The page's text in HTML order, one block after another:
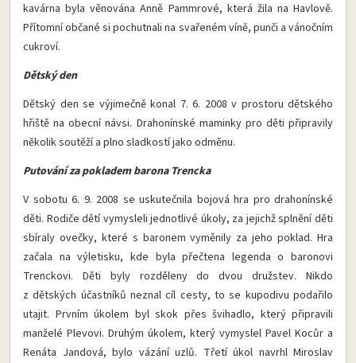
kavárna byla věnována Anně Pammrové, která žila na Havlově.
Přítomní občané si pochutnali na svařeném víně, punči a vánočním
cukroví.
Dětský den
Dětský den se výjimečně konal 7. 6. 2008 v prostoru dětského
hřiště na obecní návsi. Drahonínské maminky pro děti připravily
několik soutěží a plno sladkostí jako odměnu.
Putování za pokladem barona Trencka
V sobotu 6. 9. 2008 se uskutečnila bojová hra pro drahonínské
děti. Rodiče dětí vymysleli jednotlivé úkoly, za jejichž splnění děti
sbíraly ovečky, které s baronem vyměnily za jeho poklad. Hra
začala na výletisku, kde byla přečtena legenda o baronovi
Trenckovi. Děti byly rozděleny do dvou družstev. Nikdo
z dětských účastníků neznal cíl cesty, to se kupodivu podařilo
utajit. Prvním úkolem byl skok přes švihadlo, který připravili
manželé Plevovi. Druhým úkolem, který vymyslel Pavel Kocůr a
Renáta Jandová, bylo vázání uzlů. Třetí úkol navrhl Miroslav